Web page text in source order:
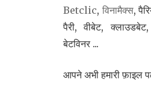
Betclic, विनामैक्स,
पैरी, वीबेट,
बेटविनर ...
आपने अभी हमारी फ़ाइल